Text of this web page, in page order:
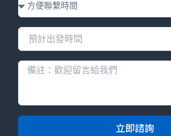
立即諮詢